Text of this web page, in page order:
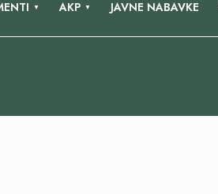
AKP JAVNE NABAVKE